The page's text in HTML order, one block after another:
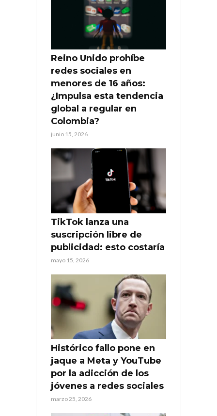
Reino Unido prohíbe
redes sociales en
menores de 16 años:
¿Impulsa esta tendencia
global a regular en
Colombia?
junio 15, 2026
TikTok lanza una
suscripción libre de
publicidad: esto costaría
mayo 15, 2026
Histórico fallo pone en
jaque a Meta y YouTube
por la adicción de los
jóvenes a redes sociales
marzo 25, 2026